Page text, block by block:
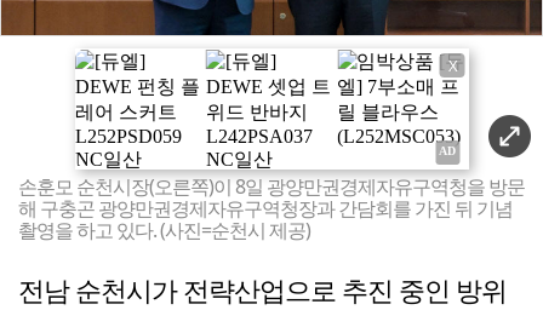
X
손훈모 순천시장(오른쪽)이 8일 광양만권경제자유구역청을 방문
해 구충곤 광양만권경제자유구역청장과 간담회를 가진 뒤 기념
촬영을 하고 있다. (사진=순천시 제공)
전남 순천시가 전략산업으로 추진 중인 방위